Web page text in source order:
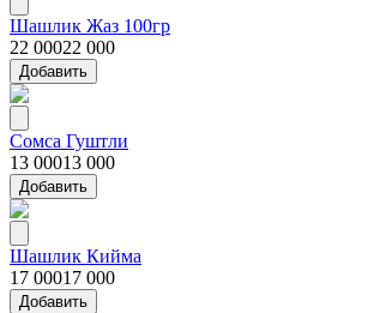
Шашлик Жаз 100гр
22 00022 000
Добавить
Сомса Гуштли
13 00013 000
Добавить
Шашлик Кийма
17 00017 000
Добавить